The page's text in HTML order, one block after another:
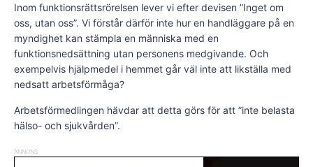
Inom funktionsrättsrörelsen lever vi efter devisen ”Inget om
oss, utan oss”. Vi förstår därför inte hur en handläggare på en
myndighet kan stämpla en människa med en
funktionsnedsättning utan personens medgivande. Och
exempelvis hjälpmedel i hemmet går väl inte att likställa med
nedsatt arbetsförmåga?
Arbetsförmedlingen hävdar att detta görs för att ”inte belasta
hälso- och sjukvården”.
ANNONS